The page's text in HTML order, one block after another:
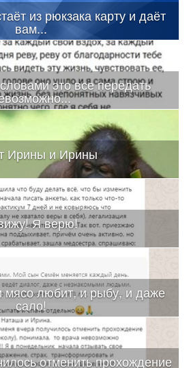
из рюкзака карту и даёт
вам...
это все передать
Ирины и Ирины
Я верю!
мясо любит, и рыбу, и даже
сало!
отменить прохождение